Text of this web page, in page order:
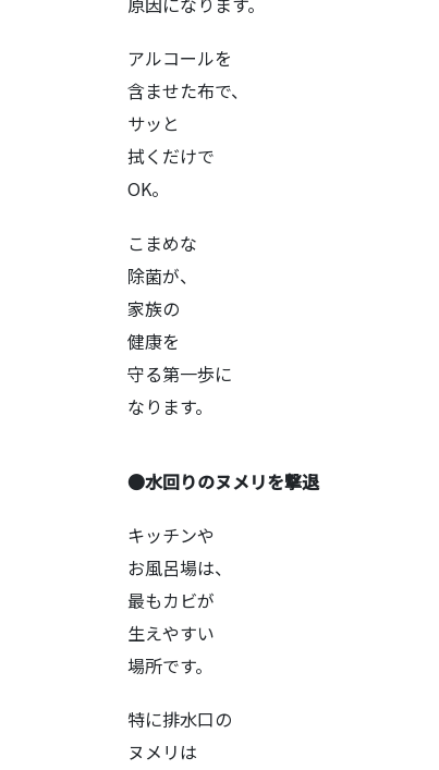
アルコールを
含ませた布で、
サッと
拭くだけで
OK。
こまめな
除菌が、
家族の
健康を
守る第一歩に
なります。
●水回りのヌメリを撃退
キッチンや
お風呂場は、
最もカビが
生えやすい
場所です。
特に排水口の
ヌメリは